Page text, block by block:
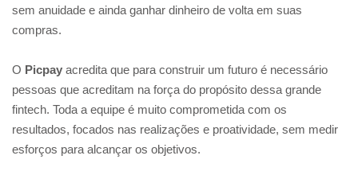
sem anuidade e ainda ganhar dinheiro de volta em suas
compras.
O Picpay acredita que para construir um futuro é necessário
pessoas que acreditam na força do propósito dessa grande
fintech. Toda a equipe é muito comprometida com os
resultados, focados nas realizações e proatividade, sem medir
esforços para alcançar os objetivos.